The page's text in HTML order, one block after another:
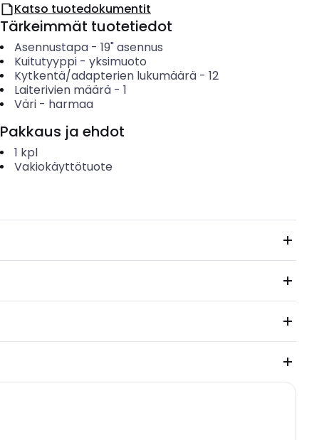
Katso tuotedokumentit
Tärkeimmät tuotetiedot
Asennustapa- 19" asennus
Kuitutyyppi- yksimuoto
Kytkentä/adapterien lukumäärä- 12
Laiterivien määrä- 1
Väri- harmaa
Pakkaus ja ehdot
1 kpl
Vakiokäyttötuote